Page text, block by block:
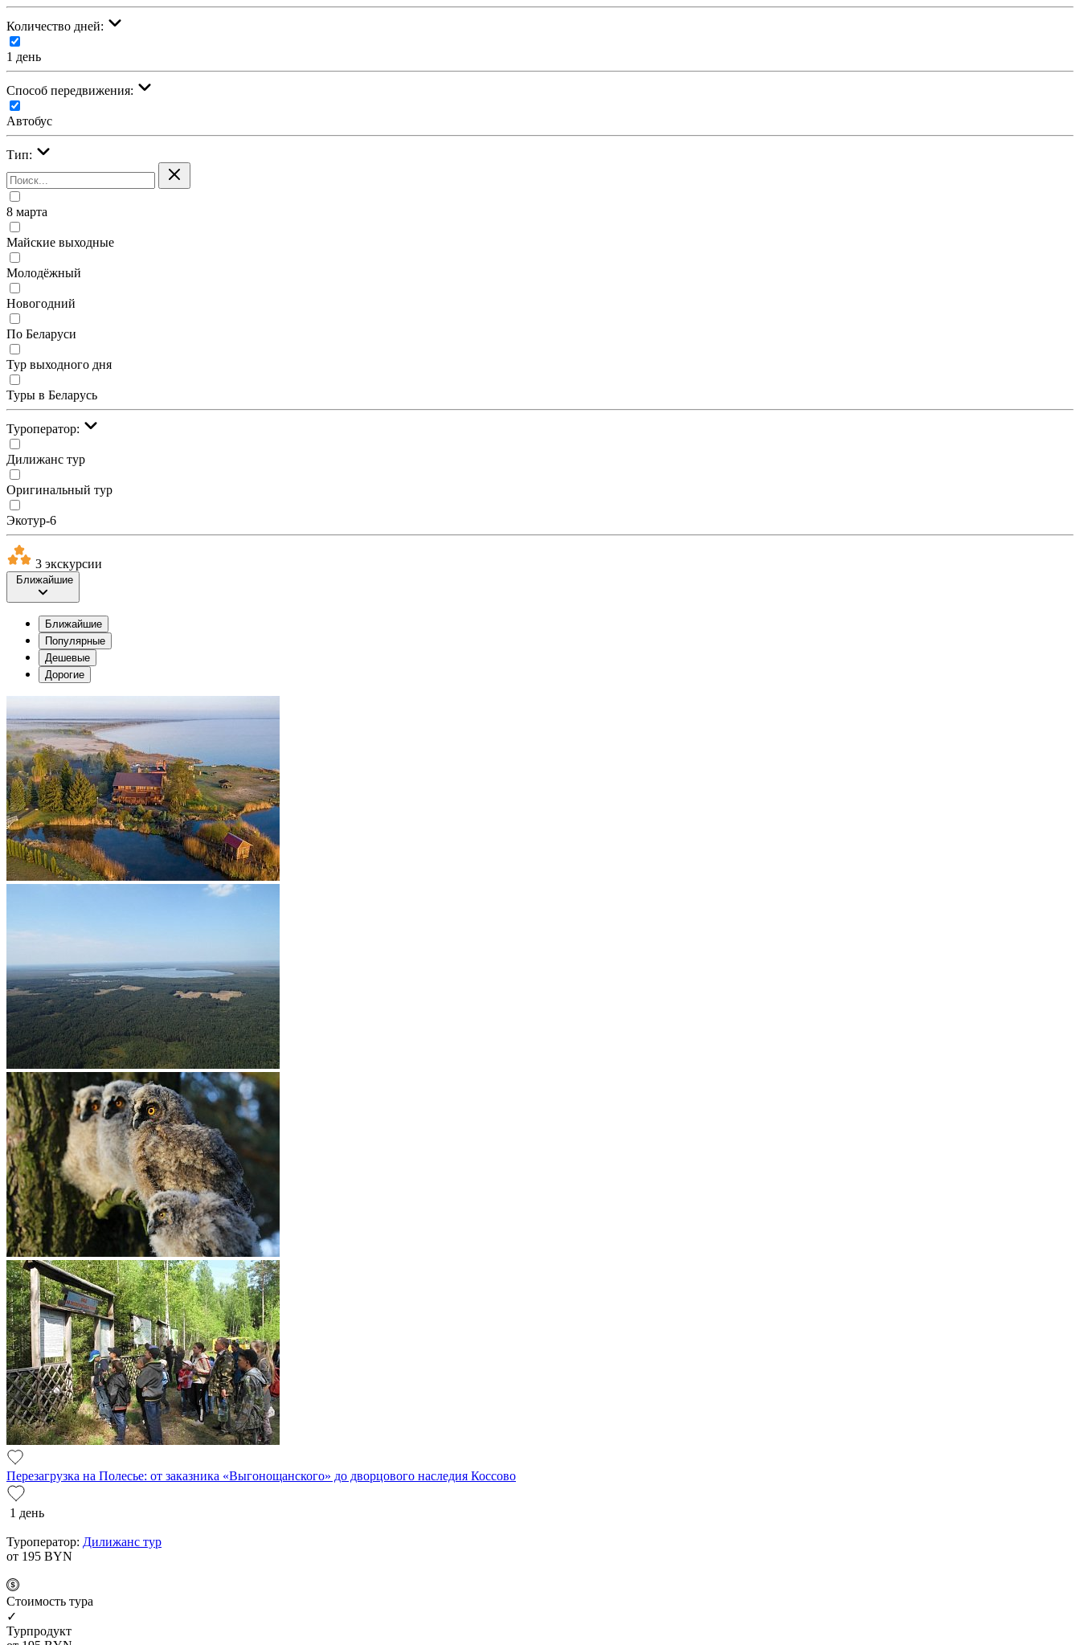
Количество дней:
1 день
Cпособ передвижения:
Автобус
Тип:
8 марта
Майские выходные
Молодёжный
Новогодний
По Беларуси
Тур выходного дня
Туры в Беларусь
Туроператор:
Дилижанс тур
Оригинальный тур
Экотур-6
3 экскурсии
Ближайшие
Ближайшие
Популярные
Дешевые
Дорогие
Перезагрузка на Полесье: от заказника «Выгонощанского» до дворцового наследия Коссово
1 день
Туроператор: Дилижанс тур
от 195 BYN
Cтоимость тура
✓
Турпродукт